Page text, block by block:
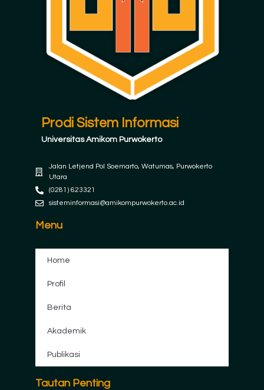
Prodi Sistem Informasi
Universitas Amikom Purwokerto
Jalan Letjend Pol Soemarto, Watumas, Purwokerto
Utara
(0281) 623321
sisteminformasi@amikompurwokerto.ac.id
Menu
Home
Profil
Berita
Akademik
Publikasi
Tautan Penting